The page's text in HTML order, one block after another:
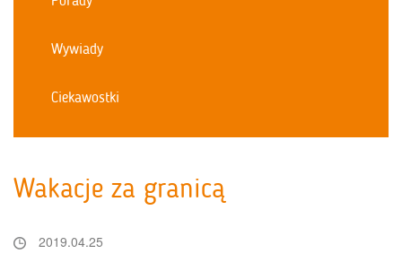
Wakacje za granicą
2019.04.25
Wywiady
Ciekawostki